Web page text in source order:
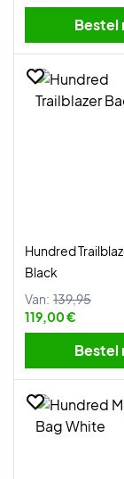
Bestel
Hundred
Black
Van: 139,95
119,00 €
Bestel